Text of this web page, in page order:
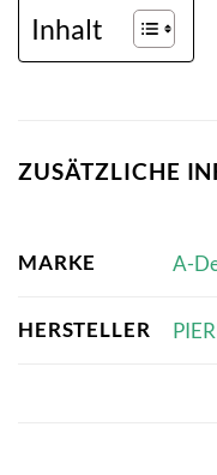
Inhalt
ZUSÄTZLICHE
MARKE A-
HERSTELLER